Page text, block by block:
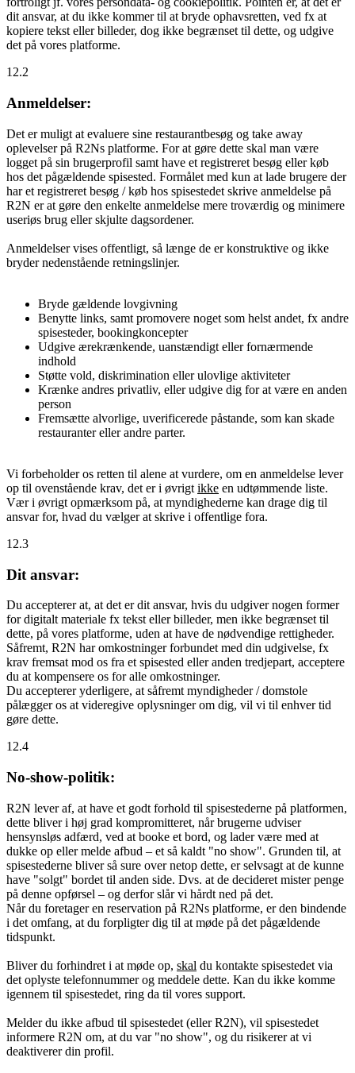
dit ansvar, at du ikke kommer til at bryde ophavsretten, ved fx at
kopiere tekst eller billeder, dog ikke begrænset til dette, og udgive
det på vores platforme.
12.2
Anmeldelser:
Det er muligt at evaluere sine restaurantbesøg og take away
oplevelser på R2Ns platforme. For at gøre dette skal man være
logget på sin brugerprofil samt have et registreret besøg eller køb
hos det pågældende spisested. Formålet med kun at lade brugere der
har et registreret besøg / køb hos spisestedet skrive anmeldelse på
R2N er at gøre den enkelte anmeldelse mere troværdig og minimere
useriøs brug eller skjulte dagsordener.
Anmeldelser vises offentligt, så længe de er konstruktive og ikke
bryder nedenstående retningslinjer.
Bryde gældende lovgivning
Benytte links, samt promovere noget som helst andet, fx andre
spisesteder, bookingkoncepter
Udgive ærekrænkende, uanstændigt eller fornærmende
indhold
Støtte vold, diskrimination eller ulovlige aktiviteter
Krænke andres privatliv, eller udgive dig for at være en anden
person
Fremsætte alvorlige, uverificerede påstande, som kan skade
restauranter eller andre parter.
Vi forbeholder os retten til alene at vurdere, om en anmeldelse lever
op til ovenstående krav, det er i øvrigt ikke en udtømmende liste.
Vær i øvrigt opmærksom på, at myndighederne kan drage dig til
ansvar for, hvad du vælger at skrive i offentlige fora.
12.3
Dit ansvar:
Du accepterer at, at det er dit ansvar, hvis du udgiver nogen former
for digitalt materiale fx tekst eller billeder, men ikke begrænset til
dette, på vores platforme, uden at have de nødvendige rettigheder.
Såfremt, R2N har omkostninger forbundet med din udgivelse, fx
krav fremsat mod os fra et spisested eller anden tredjepart, acceptere
du at kompensere os for alle omkostninger.
Du accepterer yderligere, at såfremt myndigheder / domstole
pålægger os at videregive oplysninger om dig, vil vi til enhver tid
gøre dette.
12.4
No-show-politik:
R2N lever af, at have et godt forhold til spisestederne på platformen,
dette bliver i høj grad kompromitteret, når brugerne udviser
hensynsløs adfærd, ved at booke et bord, og lader være med at
dukke op eller melde afbud – et så kaldt "no show". Grunden til, at
spisestederne bliver så sure over netop dette, er selvsagt at de kunne
have "solgt" bordet til anden side. Dvs. at de decideret mister penge
på denne opførsel – og derfor slår vi hårdt ned på det.
Når du foretager en reservation på R2Ns platforme, er den bindende
i det omfang, at du forpligter dig til at møde på det pågældende
tidspunkt.
Bliver du forhindret i at møde op, skal du kontakte spisestedet via
det oplyste telefonnummer og meddele dette. Kan du ikke komme
igennem til spisestedet, ring da til vores support.
Melder du ikke afbud til spisestedet (eller R2N), vil spisestedet
informere R2N om, at du var "no show", og du risikerer at vi
deaktiverer din profil.